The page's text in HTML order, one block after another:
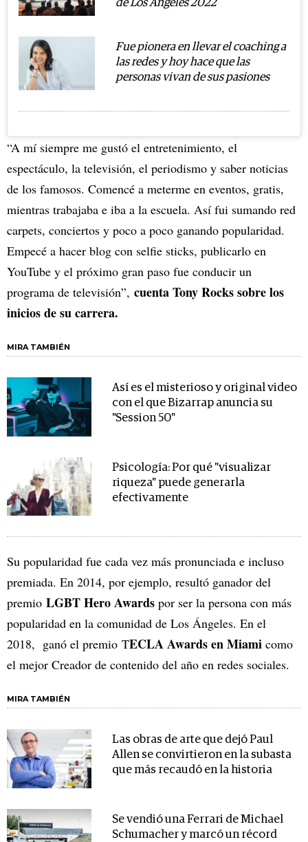
de Los Ángeles 2022
Fue pionera en llevar el coaching a
las redes y hoy hace que las
personas vivan de sus pasiones
“A mí siempre me gustó el entretenimiento, el
espectáculo, la televisión, el periodismo y saber noticias
de los famosos. Comencé a meterme en eventos, gratis,
mientras trabajaba e iba a la escuela. Así fui sumando red
carpets, conciertos y poco a poco ganando popularidad.
Empecé a hacer blog con selfie sticks, publicarlo en
YouTube y el próximo gran paso fue conducir un
programa de televisión”, cuenta Tony Rocks sobre los
inicios de su carrera.
MIRA TAMBIÉN
Así es el misterioso y original video
con el que Bizarrap anuncia su
"Session 50"
Psicología: Por qué "visualizar
riqueza" puede generarla
efectivamente
Su popularidad fue cada vez más pronunciada e incluso
premiada. En 2014, por ejemplo, resultó ganador del
premio LGBT Hero Awards por ser la persona con más
popularidad en la comunidad de Los Ángeles. En el
2018, ganó el premio TECLA Awards en Miami como
el mejor Creador de contenido del año en redes sociales.
MIRA TAMBIÉN
Las obras de arte que dejó Paul
Allen se convirtieron en la subasta
que más recaudó en la historia
Se vendió una Ferrari de Michael
Schumacher y marcó un récord